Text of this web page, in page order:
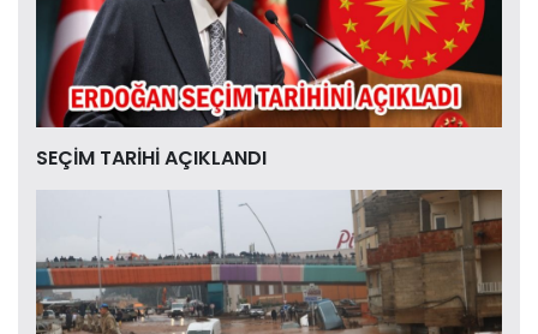
SEÇİM TARİHİ AÇIKLANDI